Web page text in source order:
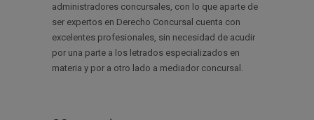
administradores concursales, con lo que aparte de
ser expertos en Derecho Concursal cuenta con
excelentes profesionales, sin necesidad de acudir
por una parte a los letrados especializados en
materia y por a otro lado a mediador concursal.